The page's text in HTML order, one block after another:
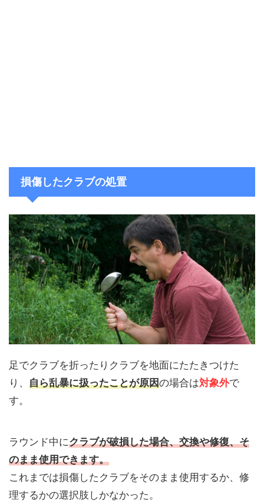
損傷したクラブの処置
足でクラブを折ったりクラブを地面にたたきつけた
り、 自ら乱暴に扱ったことが原因の場合は対象外で
す。
ラウンド中にクラブが破損した場合、交換や修復、そ
のまま使用できます。
これまでは損傷したクラブをそのまま使用するか、修
理するかの選択肢しかなかった。